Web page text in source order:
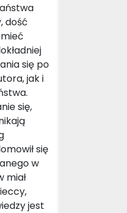
dość
się po
jak i
się,
się
w
miał
jest